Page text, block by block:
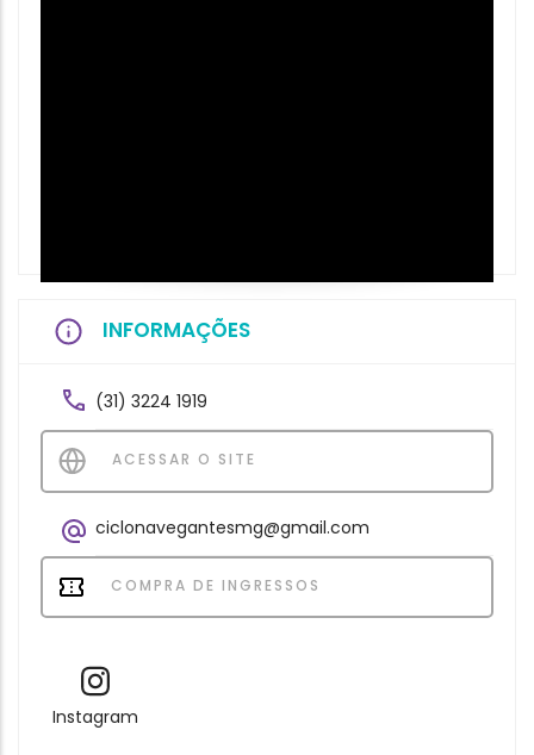
INFORMAÇÕES
(31) 3224 1919
ACESSAR O SITE
ciclonavegantesmg@gmail.com
COMPRA DE INGRESSOS
Instagram